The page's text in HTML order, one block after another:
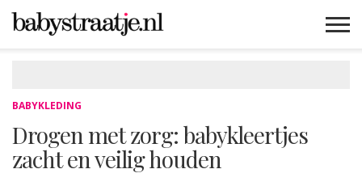
BABYKLEDING
Drogen met zorg: babykleertjes
zacht en veilig houden